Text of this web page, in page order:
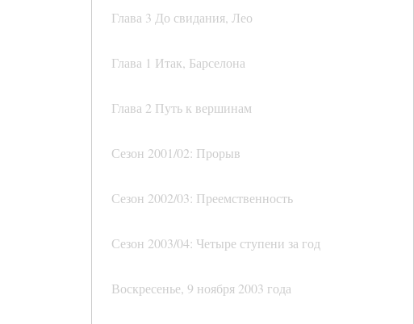
Глава 3 До свидания, Лео
Глава 1 Итак, Барселона
Глава 2 Путь к вершинам
Сезон 2001/02: Прорыв
Сезон 2002/03: Преемственность
Сезон 2003/04: Четыре ступени за год
Воскресенье, 9 ноября 2003 года